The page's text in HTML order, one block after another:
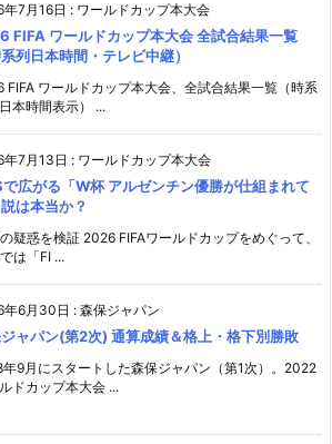
7月16日 : ワールドカップ本大会
FIFA ワールドカップ本大会 全試合結果一覧
系列日本時間・テレビ中継）
FIFA ワールドカップ本大会、全試合結果一覧（時系
本時間表示） ...
年7月13日 : ワールドカップ本大会
広がる「W杯 アルゼンチン優勝が仕組まれて
は本当か？
疑惑を検証 2026 FIFAワールドカップをめぐって、
は「FI ...
年6月30日 : 森保ジャパン
ャパン(第2次) 通算成績＆格上・格下別勝敗
年9月にスタートした森保ジャパン（第1次）。2022
ドカップ本大会 ...